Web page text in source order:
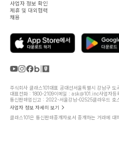
사업자 정보 확인
제휴 및 대외협력
채용
주식회사 클래스101대표 공대선서울특별시 강남구 도
대표전화 : 1800-2109이메일 : ask@101.inc사업자
통신판매업신고 : 2022-서울강남-02525클라우드
사업자 정보 자세히 보기
클래스101은 통신판매중개자로서 중개하는 거래에 대